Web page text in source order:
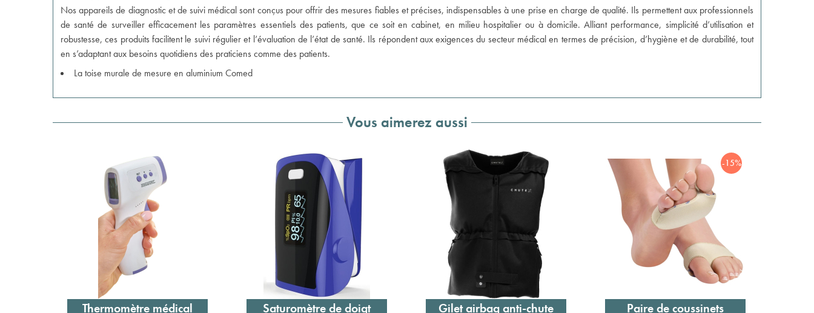
Nosappareils de diagnostic et de suivi médicalsont conçus pour offrir des mesures fiables et précises, indispensables à une prise en charge de qualité. Ils permettent aux professionnels
de santé de surveiller efficacement les paramètres essentiels des patients, que ce soit en cabinet, en milieu hospitalier ou à domicile. Alliant performance, simplicité d’utilisation et
robustesse, ces produits facilitent le suivi régulier et l’évaluation de l’état de santé. Ils répondent aux exigences du secteur médical en termes de précision, d’hygiène et de durabilité, tout
en s’adaptant aux besoins quotidiens des praticiens comme des patients.
Latoise murale de mesure en aluminium Comed
Vous aimerez aussi
Thermomètre médical
Saturomètre de doigt
Gilet airbag anti-chute
-15%
Paire de coussinets